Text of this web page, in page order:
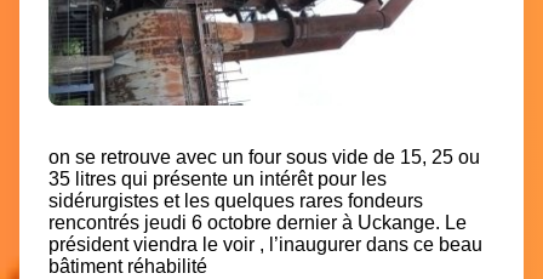
on se retrouve avec un four sous vide de 15, 25 ou
35 litres qui présente un intérêt pour les
sidérurgistes et les quelques rares fondeurs
rencontrés jeudi 6 octobre dernier à Uckange. Le
président viendra le voir , l’inaugurer dans ce beau
bâtiment réhabilité